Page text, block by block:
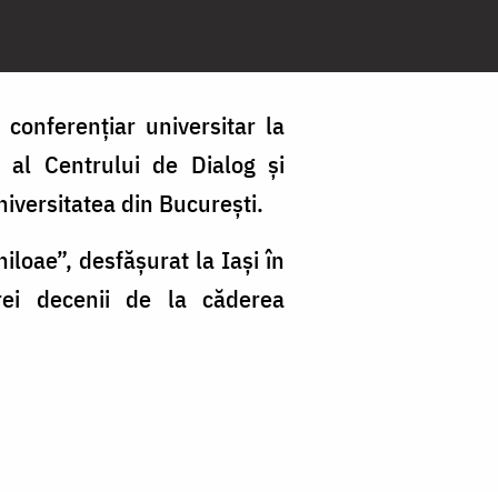
universitar la
al Centrului de Dialog și
din București.
desfășurat la Iași în
decenii de la căderea